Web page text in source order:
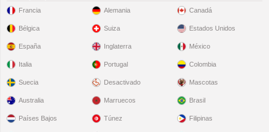
Francia
Bélgica
España
Italia
Suecia
Alemania
Suiza
Inglaterra
Portugal
Desactivado
Canadá
Estados Unidos
México
Colombia
Mascotas
Australia
Países Bajos
Marruecos
Túnez
Brasil
Filipinas